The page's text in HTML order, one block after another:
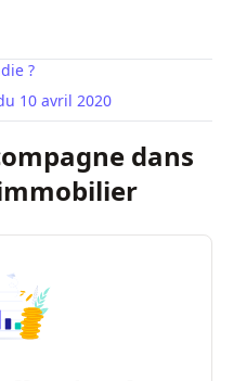
?
10 avril 2020
dans